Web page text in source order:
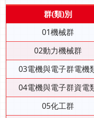
群(類)別
01機械群
02動力機械群
03電機與電子群電機
04電機與電子群資電
05化工群